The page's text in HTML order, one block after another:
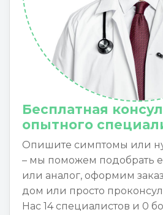
Бесплатная
опытного
Опишите симптомы или
– мы поможем подобрать
или аналог, оформим
дом или просто
Нас 14 специалистов и 0